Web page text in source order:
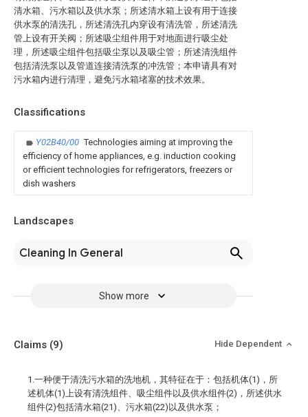
清水箱、污水箱以及供水泵；所述清水箱上设有用于连接
供水泵的清洗孔，所述清洗孔内穿设有清洗管，所述清洗
管上设有开关阀；所述吸尘组件用于对地面进行吸尘处
理，所述吸尘组件包括吸尘泵以及吸尘管；所述清洗组件
包括清洗泵以及管道连接清洗泵的冲洗管；本申请具有对
污水箱内进行清理，避免污水箱堵塞的技术效果。
Classifications
Y02B40/00 Technologies aiming at improving the
efficiency of home appliances, e.g. induction cooking
or efficient technologies for refrigerators, freezers or
dish washers
Landscapes
Cleaning In General
Show more
Claims (9) Hide Dependent
1.一种便于清洗污水箱的洗地机，其特征在于：包括机体(1)，所
述机体(1)上设有清洗组件、吸尘组件以及供水组件(2)，所述供水
组件(2)包括清水箱(21)、污水箱(22)以及供水泵；